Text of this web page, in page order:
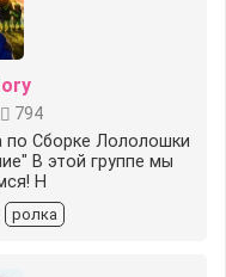
794
по Сборке Лололошки
В этой группе мы
Н
ролка